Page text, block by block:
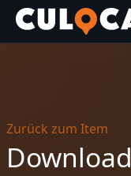
Zurück zum Item
Download